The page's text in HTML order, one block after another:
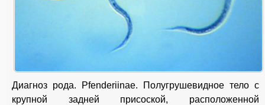
Диагноз рода. Pfenderiinae. Полугрушевидное тело с
крупной задней присоской, расположенной